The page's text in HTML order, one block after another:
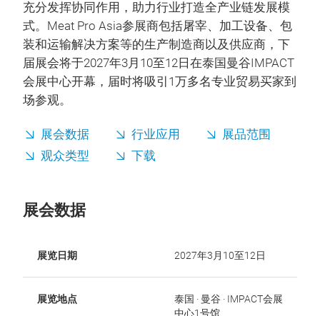
充分发挥协同作用，助力行业打造全产业链发展模
式。Meat Pro Asia参展商包括屠宰、加工设备、包
装和运输解决方案等的生产制造商以及供应商，下
届展会将于2027年3月10至12日在泰国曼谷IMPACT
会展中心开幕，届时将吸引1万多名专业贸易买家到
场参观。
展会数据 行业应用
展品范围
观众类型
下载
展会数据
展览日期 2027年3月10至12日
展览地点
泰国 · 曼谷 · IMPACT会展
中心1号馆